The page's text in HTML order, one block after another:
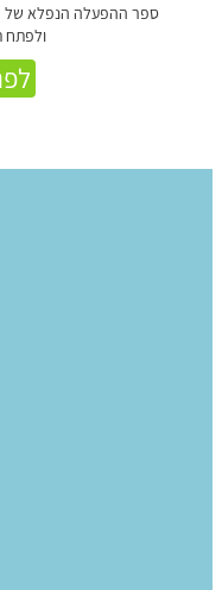
ספר ההפעלה הנפלא של
ולפתח